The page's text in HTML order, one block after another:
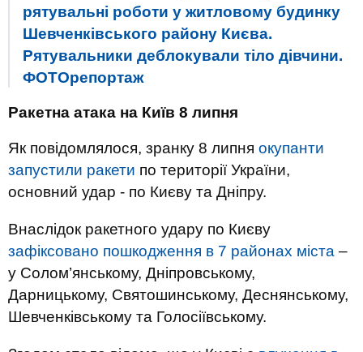
рятувальні роботи у житловому будинку
Шевченківського району Києва.
Рятувальники деблокували тіло дівчини.
ФОТОрепортаж
Ракетна атака на Київ 8 липня
Як повідомлялося, зранку 8 липня окупанти
запустили ракети по території України,
основний удар - по Києву та Дніпру.
Внаслідок ракетного удару по Києву
зафіксовано пошкодження в 7 районах міста –
у Солом’янському, Дніпровському,
Дарницькому, Святошинському, Деснянському,
Шевченківському та Голосіївському.